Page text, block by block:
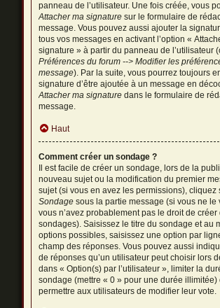
panneau de l’utilisateur. Une fois créée, vous
Attacher ma signature sur le formulaire de
message. Vous pouvez aussi ajouter la
tous vos messages en activant l’option «
signature » à partir du panneau de l’utilisateur
Préférences du forum --> Modifier les
message). Par la suite, vous pourrez toujours
signature d’être ajoutée à un message en
Attacher ma signature dans le formulaire de
message.
Haut
Comment créer un sondage ?
Il est facile de créer un sondage, lors de la
nouveau sujet ou la modification du premier
sujet (si vous en avez les permissions), cliquez
Sondage sous la partie message (si vous ne le
vous n’avez probablement pas le droit de créer
sondages). Saisissez le titre du sondage et au
options possibles, saisissez une option par
champ des réponses. Vous pouvez aussi
de réponses qu’un utilisateur peut choisir lors
dans « Option(s) par l’utilisateur », limiter la
sondage (mettre « 0 » pour une durée illimitée)
permettre aux utilisateurs de modifier leur vote.